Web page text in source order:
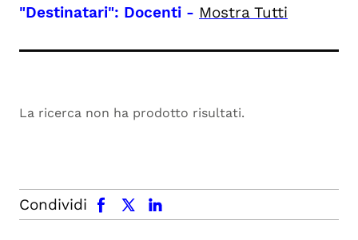
"Destinatari": Docenti - Mostra Tutti
La ricerca non ha prodotto risultati.
Condividi
facebook x.com linkedin